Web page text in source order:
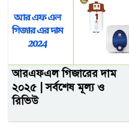
আরএফএল গিজারের দাম
২০২৫ | সর্বশেষ মূল্য ও
রিভিউ